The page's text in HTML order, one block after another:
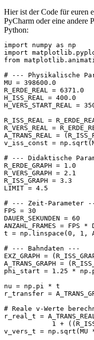
Hier ist der Code für euren
PyCharm oder eine andere
Python:
import numpy as np
import
from
# --- Physikalische
MU = 398600.0
R_ERDE_REAL = 6371.0
H_ISS_REAL = 400.0
H_VERS_START_REAL =
R_ISS_REAL =
R_VERS_REAL =
A_TRANS_REAL =
v_iss_const =
# --- Didaktische
R_ERDE_GRAPH = 1.0
R_VERS_GRAPH = 2.1
R_ISS_GRAPH = 3.3
LIMIT = 4.5
# --- Zeit-Parameter
FPS = 30
DAUER_SEKUNDEN = 60
ANZAHL_FRAMES = FPS *
t = np.linspace(0, 1,
# --- Bahndaten ---
EXZ_GRAPH =
A_TRANS_GRAPH =
phi_start = 1.25 *
nu = np.pi * t
r_transfer =
# Reale v-Werte
r_real_t =
1 +
v_vers_t = np.sqrt(MU